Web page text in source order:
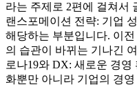
라는 주제로 2편에 걸쳐서
랜스포메이션 전략: 기업
해당하는 부분입니다. 이
의 습관이 바뀌는 기나긴
로나19와 DX: 새로운 경영
화뿐만 아니라 기업의 경